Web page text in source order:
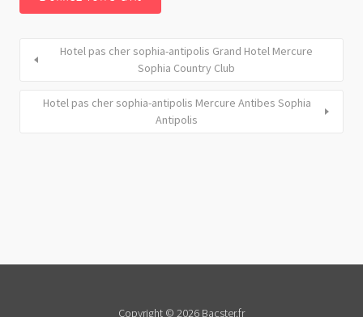
Hotel pas cher sophia-antipolis Grand Hotel Mercure
Sophia Country Club
Hotel pas cher sophia-antipolis Mercure Antibes Sophia
Antipolis
Copyright © 2026 Bacster.fr